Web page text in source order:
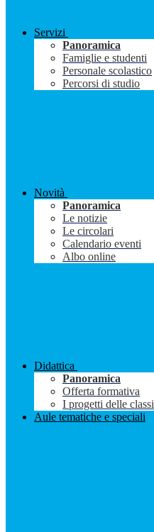
Servizi
Panoramica
Famiglie e studenti
Personale scolastico
Percorsi di studio
Novità
Panoramica
Le notizie
Le circolari
Calendario eventi
Albo online
Didattica
Panoramica
Offerta formativa
I progetti delle classi
Aule tematiche e speciali